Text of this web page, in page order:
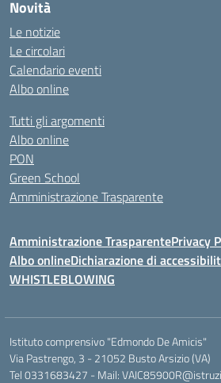
Novità
Le notizie
Le circolari
Calendario eventi
Albo online
Tutti gli argomenti
Albo online
PON
Green School
Amministrazione Trasparente
Amministrazione TrasparentePrivacy
Albo onlineDichiarazione di
WHISTLEBLOWING
Istituto comprensivo "Edmondo De Amicis"
Via Pastrengo, 3 - 21052 Busto Arsizio (VA)
Tel 0331683427 - Mail: